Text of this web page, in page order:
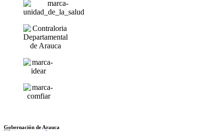
Gobernación de Arauca